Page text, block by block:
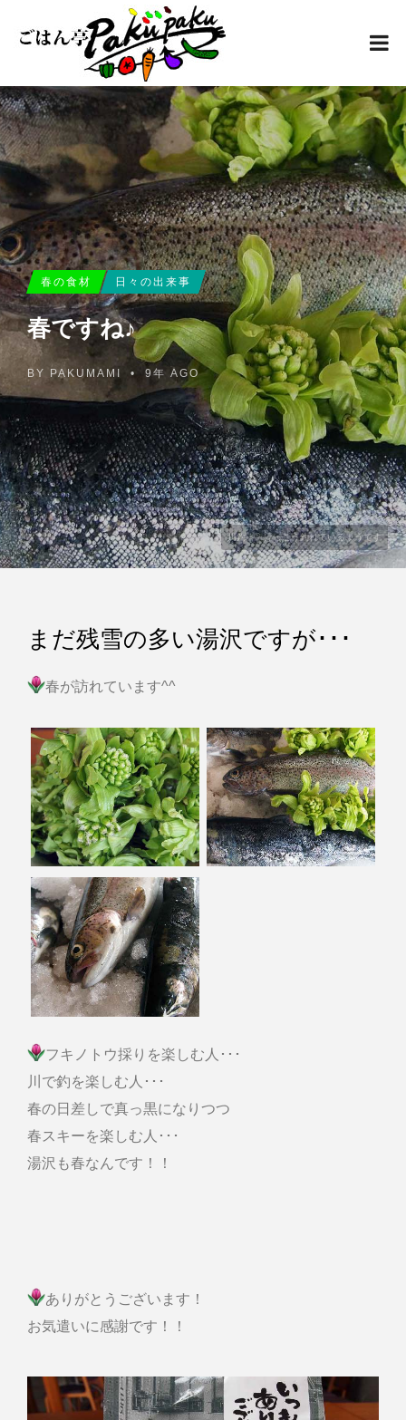
川釣・・けっこう釣れているようです
春の食材 日々の出来事
春ですね♪
BY PAKUMAMI • 9年 AGO
まだ残雪の多い湯沢ですが･･･
春が訪れています^^
フキノトウ採りを楽しむ人･･･
川で釣を楽しむ人･･･
春の日差しで真っ黒になりつつ
春スキーを楽しむ人･･･
湯沢も春なんです！！
ありがとうございます！
お気遣いに感謝です！！